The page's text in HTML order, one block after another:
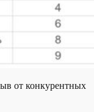
от конкурентных